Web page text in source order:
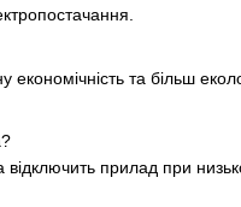
та більш
прилад при